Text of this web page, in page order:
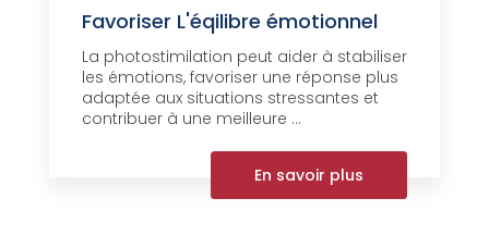
Favoriser L'éqilibre émotionnel
La photostimilation peut aider à stabiliser
les émotions, favoriser une réponse plus
adaptée aux situations stressantes et
contribuer à une meilleure ...
En savoir plus